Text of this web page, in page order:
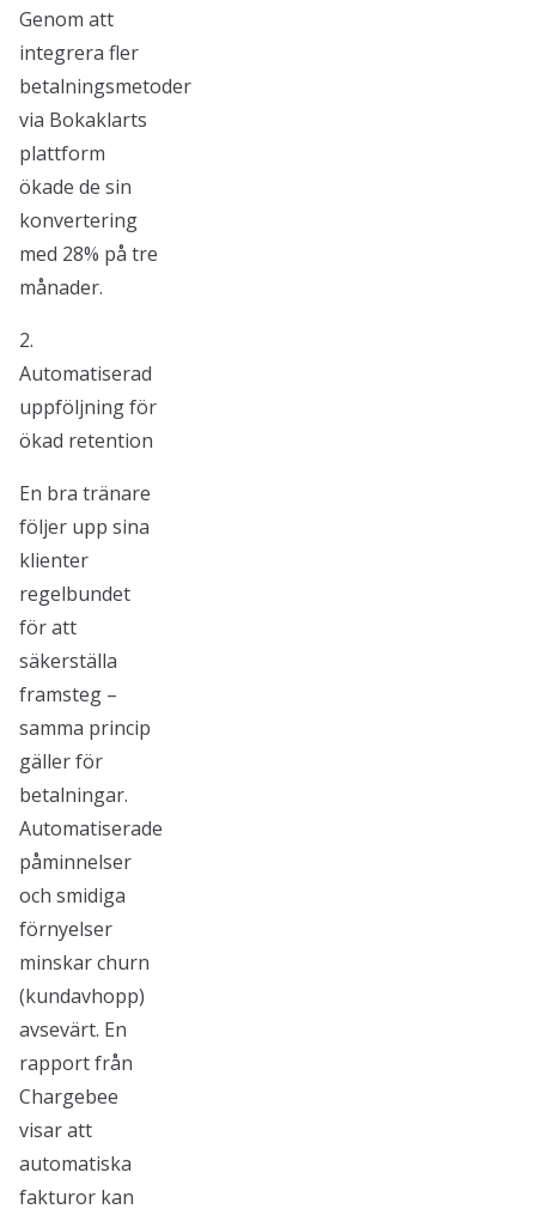
Genom att
integrera fler
betalningsmetoder
via Bokaklarts
plattform
ökade de sin
konvertering
med 28% på tre
månader.
2.
Automatiserad
uppföljning för
ökad retention
En bra tränare
följer upp sina
klienter
regelbundet
för att
säkerställa
framsteg –
samma princip
gäller för
betalningar.
Automatiserade
påminnelser
och smidiga
förnyelser
minskar churn
(kundavhopp)
avsevärt. En
rapport från
Chargebee
visar att
automatiska
fakturor kan